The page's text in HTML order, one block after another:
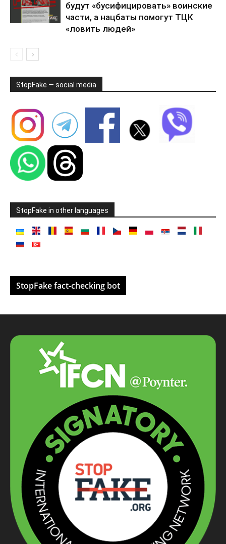
будут «бусифицировать» воинские
части, а нацбаты помогут ТЦК
«ловить людей»
StopFake — social media
StopFake in other languages
StopFake fact-checking bot